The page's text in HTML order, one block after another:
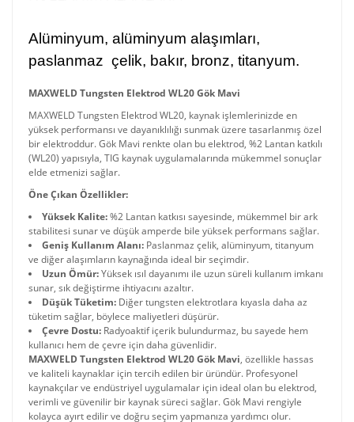
Alüminyum, alüminyum alaşımları,
paslanmaz çelik, bakır, bronz, titanyum.
MAXWELD Tungsten Elektrod WL20 Gök Mavi
MAXWELD Tungsten Elektrod WL20, kaynak işlemlerinizde en
yüksek performansı ve dayanıklılığı sunmak üzere tasarlanmış özel
bir elektroddur. Gök Mavi renkte olan bu elektrod, %2 Lantan katkılı
(WL20) yapısıyla, TIG kaynak uygulamalarında mükemmel sonuçlar
elde etmenizi sağlar.
Öne Çıkan Özellikler:
Yüksek Kalite:%2 Lantan katkısı sayesinde, mükemmel bir ark
stabilitesi sunar ve düşük amperde bile yüksek performans sağlar.
Geniş Kullanım Alanı: Paslanmaz çelik, alüminyum, titanyum
ve diğer alaşımların kaynağında ideal bir seçimdir.
Uzun Ömür:Yüksek ısıl dayanımı ile uzun süreli kullanım imkanı
sunar, sık değiştirme ihtiyacını azaltır.
Düşük Tüketim: Diğer tungsten elektrotlara kıyasla daha az
tüketim sağlar, böylece maliyetleri düşürür.
Çevre Dostu: Radyoaktif içerik bulundurmaz, bu sayede hem
kullanıcı hem de çevre için daha güvenlidir.
MAXWELD Tungsten Elektrod WL20 Gök Mavi, özellikle hassas
ve kaliteli kaynaklar için tercih edilen bir üründür. Profesyonel
kaynakçılar ve endüstriyel uygulamalar için ideal olan bu elektrod,
verimli ve güvenilir bir kaynak süreci sağlar. Gök Mavi rengiyle
kolayca ayırt edilir ve doğru seçim yapmanıza yardımcı olur.